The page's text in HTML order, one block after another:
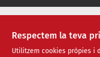
Respectem la teva
Utilitzem cookies pròpies i
Agrupació